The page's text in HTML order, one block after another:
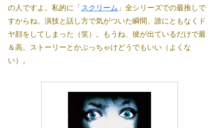
の人ですよ。私的に「スクリーム 」全シリーズでの最推しで
すからね。演技と話し方で気がついた瞬間、誰にともなくド
ヤ顔をしてしまった（笑）。もうね、彼が出ているだけで最
＆高。ストーリーとかぶっちゃけどうでもいい（よくな
い）。